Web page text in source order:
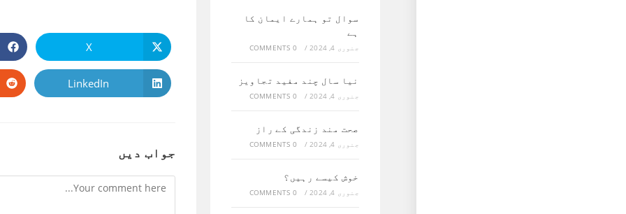
Opens
in
a
new
window
X
Opens
in
LinkedIn
جواب دیں
Comment
سوال تو ہمارے ایمان کا
ہے
جنوری 4, 2024 /
0 COMMENTS
نیا سال چند مفید تجاویز
جنوری 4, 2024 /
0 COMMENTS
صحت مند زندگی کے راز
جنوری 4, 2024 /
0 COMMENTS
خوش کیسے رہیں؟
جنوری 4, 2024 /
0 COMMENTS